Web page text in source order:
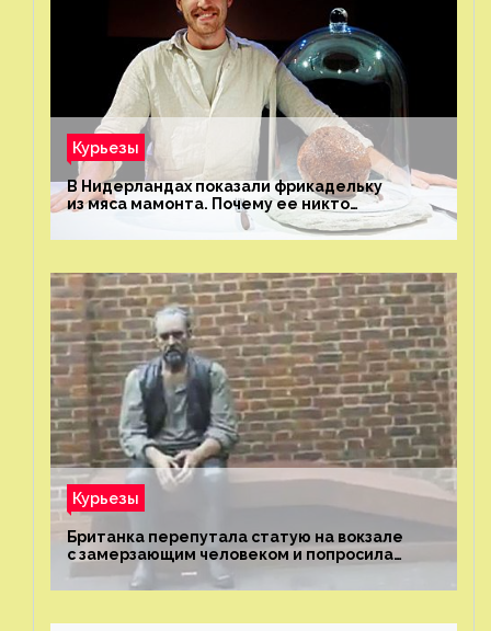
Курьезы
В Нидерландах показали фрикадельку
из мяса мамонта. Почему ее никто
Курьезы
Британка перепутала статую на вокзале
с замерзающим человеком и попросила
о помощи